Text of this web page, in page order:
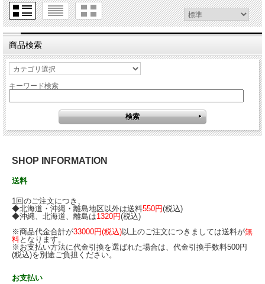
商品検索
キーワード検索
SHOP INFORMATION
送料
1回のご注文につき、
◆北海道・沖縄・離島地区以外は送料550円(税込)
◆沖縄、北海道、離島は1320円(税込)
※商品代金合計が33000円(税込)以上のご注文につきましては送料が無
料となります。
※お支払い方法に代金引換を選ばれた場合は、代金引換手数料500円
(税込)を別途ご負担ください。
お支払い